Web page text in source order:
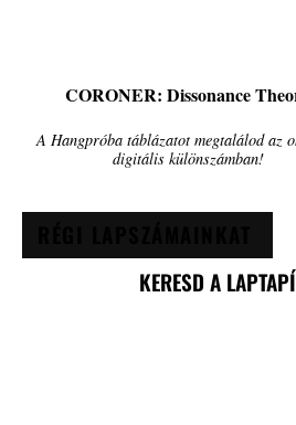
CORONER: Dissonance
A Hangpróba táblázatot megtalálod az
digitális különszámban!
KERESD A